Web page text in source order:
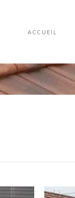
ACCUEIL